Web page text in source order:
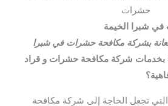
حشرات
شبرا الخيمة
بشركة مكافحة حشرات في شبرا
بخدمات شركة مكافحة حشرات و قراد
تجعل الحاجة إلى شركة مكافحة